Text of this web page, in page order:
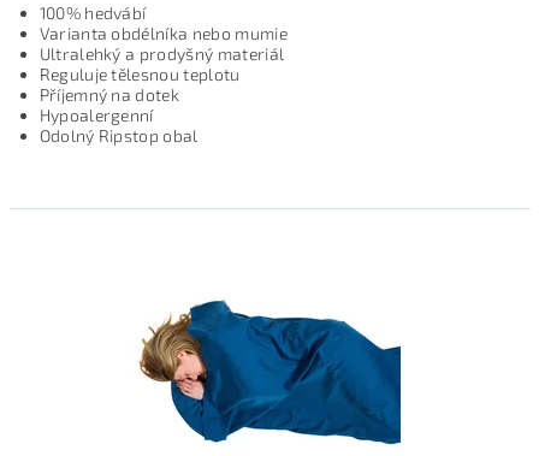
100% hedvábí
Varianta obdélníka nebo mumie
Ultralehký a prodyšný materiál
Reguluje tělesnou teplotu
Příjemný na dotek
Hypoalergenní
Odolný Ripstop obal